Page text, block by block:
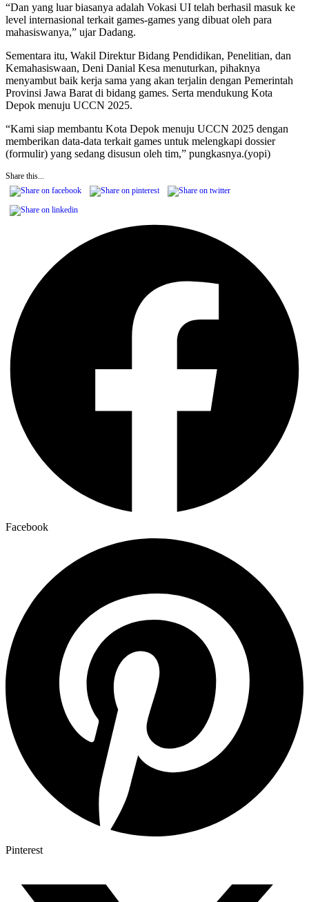
“Dan yang luar biasanya adalah Vokasi UI telah berhasil masuk ke
level internasional terkait games-games yang dibuat oleh para
mahasiswanya,” ujar Dadang.
Sementara itu, Wakil Direktur Bidang Pendidikan, Penelitian, dan
Kemahasiswaan, Deni Danial Kesa menuturkan, pihaknya
menyambut baik kerja sama yang akan terjalin dengan Pemerintah
Provinsi Jawa Barat di bidang games. Serta mendukung Kota
Depok menuju UCCN 2025.
“Kami siap membantu Kota Depok menuju UCCN 2025 dengan
memberikan data-data terkait games untuk melengkapi dossier
(formulir) yang sedang disusun oleh tim,” pungkasnya.(yopi)
Share this...
Facebook
Pinterest